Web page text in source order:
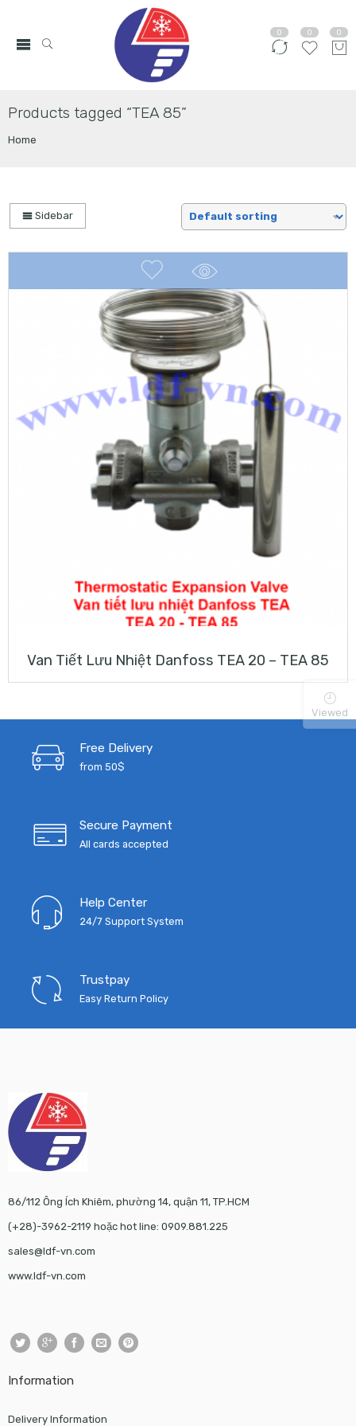
0 0 0
Products tagged “TEA 85”
Home
Sidebar
Van Tiết Lưu Nhiệt Danfoss TEA 20 – TEA 85
Free Delivery
from 50$
Secure Payment
All cards accepted
Help Center
24/7 Support System
Trustpay
Easy Return Policy
86/112 Ông Ích Khiêm, phường 14, quận 11, TP.HCM
(+28)-3962-2119 hoặc hot line: 0909.881.225
sales@ldf-vn.com
www.ldf-vn.com
Information
Delivery Information
Viewed